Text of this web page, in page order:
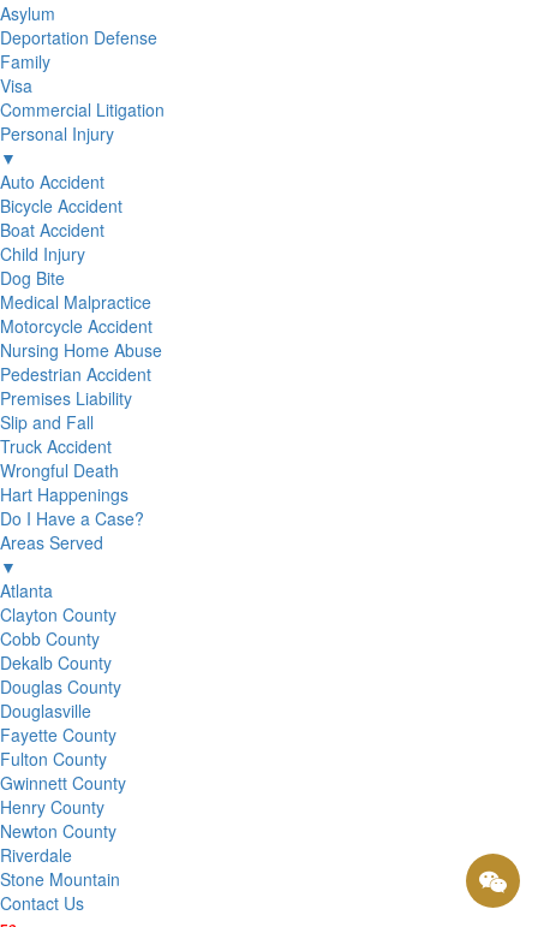
Asylum
Deportation Defense
Family
Visa
Commercial Litigation
Personal Injury
▼
Auto Accident
Bicycle Accident
Boat Accident
Child Injury
Dog Bite
Medical Malpractice
Motorcycle Accident
Nursing Home Abuse
Pedestrian Accident
Premises Liability
Slip and Fall
Truck Accident
Wrongful Death
Hart Happenings
Do I Have a Case?
Areas Served
▼
Atlanta
Clayton County
Cobb County
Dekalb County
Douglas County
Douglasville
Fayette County
Fulton County
Gwinnett County
Henry County
Newton County
Riverdale
Stone Mountain
Contact Us